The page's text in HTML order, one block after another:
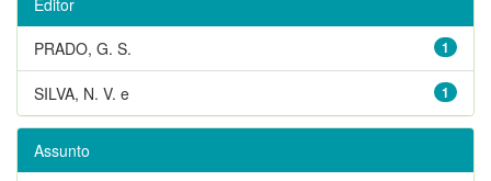
1
PRADO, G. S.
1
SILVA, N. V. e
Assunto